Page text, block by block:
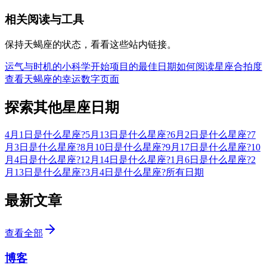
相关阅读与工具
保持天蝎座的状态，看看这些站内链接。
运气与时机的小科学开始项目的最佳日期如何阅读星座合拍度
查看天蝎座的幸运数字页面
探索其他星座日期
4月1日是什么星座?5月13日是什么星座?6月2日是什么星座?7
月3日是什么星座?8月10日是什么星座?9月17日是什么星座?10
月4日是什么星座?12月14日是什么星座?1月6日是什么星座?2
月13日是什么星座?3月4日是什么星座?所有日期
最新文章
查看全部
博客